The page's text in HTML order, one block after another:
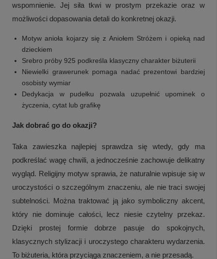
wspomnienie. Jej siła tkwi w prostym przekazie oraz w
możliwości dopasowania detali do konkretnej okazji.
Motyw anioła kojarzy się z Aniołem Stróżem i opieką nad
dzieckiem
Srebro próby 925 podkreśla klasyczny charakter biżuterii
Niewielki grawerunek pomaga nadać prezentowi bardziej
osobisty wymiar
Dedykacja w pudełku pozwala uzupełnić upominek o
życzenia, cytat lub grafikę
Jak dobrać go do okazji?
Taka zawieszka najlepiej sprawdza się wtedy, gdy ma
podkreślać wagę chwili, a jednocześnie zachowuje delikatny
wygląd. Religijny motyw sprawia, że naturalnie wpisuje się w
uroczystości o szczególnym znaczeniu, ale nie traci swojej
subtelności. Można traktować ją jako symboliczny akcent,
który nie dominuje całości, lecz niesie czytelny przekaz.
Dzięki prostej formie dobrze pasuje do spokojnych,
klasycznych stylizacji i uroczystego charakteru wydarzenia.
To biżuteria, która przyciąga znaczeniem, a nie przesadą.